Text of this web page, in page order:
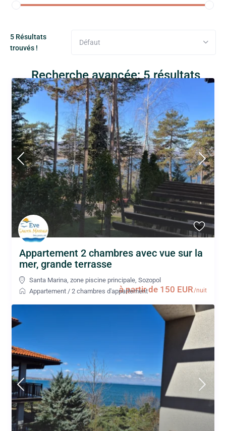
5 Résultats
trouvés !
Défaut
Recherche avancée: 5 résultats
à partir de 150 EUR/nuit
Appartement 2 chambres avec vue sur la
mer, grande terrasse
Santa Marina, zone piscine principale ,Sozopol
Appartement /2 chambres d'appartement